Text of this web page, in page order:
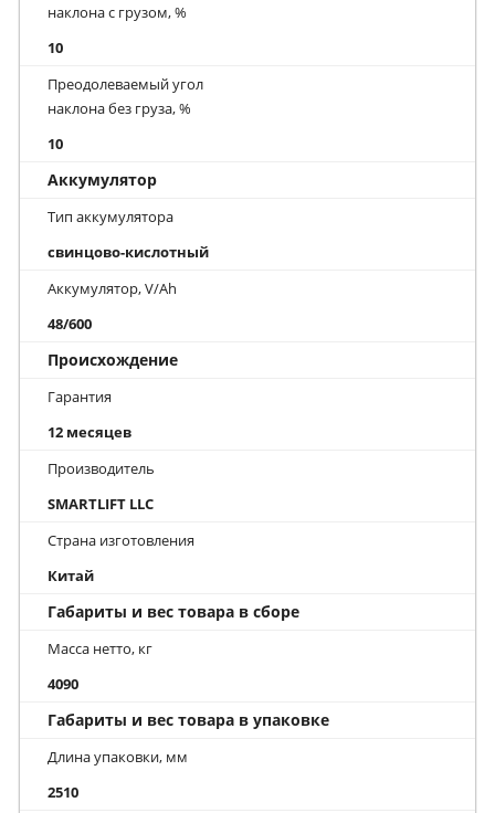
наклона с грузом, %
10
Преодолеваемый угол
наклона без груза, %
10
Аккумулятор
Тип аккумулятора
свинцово-кислотный
Аккумулятор, V/Ah
48/600
Происхождение
Гарантия
12 месяцев
Производитель
SMARTLIFT LLC
Страна изготовления
Китай
Габариты и вес товара в сборе
Масса нетто, кг
4090
Габариты и вес товара в упаковке
Длина упаковки, мм
2510